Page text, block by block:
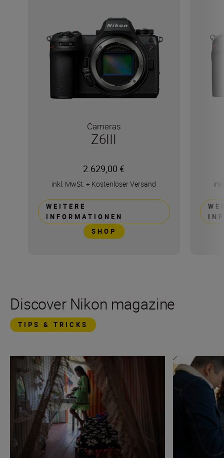
Cameras
Z6III
2.629,00 €
inkl. MwSt. + Kostenloser Versand
WEITERE
INFORMATIONEN
SHOP
Discover Nikon magazine
TIPS & TRICKS